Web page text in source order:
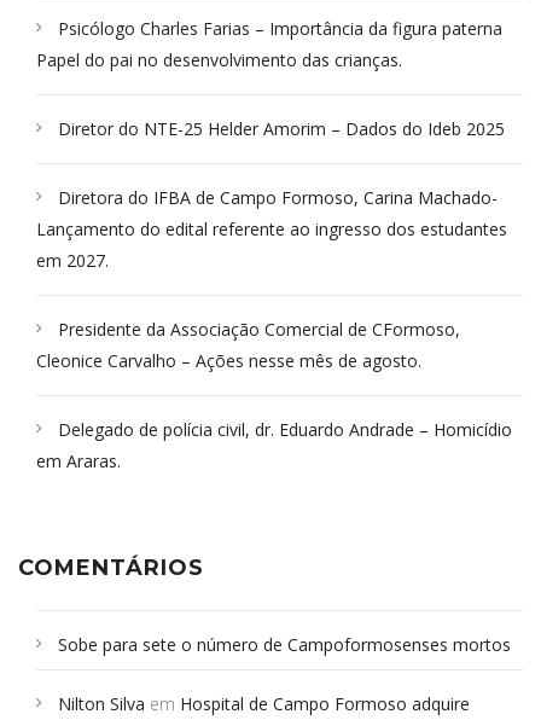
Psicólogo Charles Farias – Importância da figura paterna
Papel do pai no desenvolvimento das crianças.
Diretor do NTE-25 Helder Amorim – Dados do Ideb 2025
Diretora do IFBA de Campo Formoso, Carina Machado-
Lançamento do edital referente ao ingresso dos estudantes
em 2027.
Presidente da Associação Comercial de CFormoso,
Cleonice Carvalho – Ações nesse mês de agosto.
Delegado de polícia civil, dr. Eduardo Andrade – Homicídio
em Araras.
COMENTÁRIOS
Sobe para sete o número de Campoformosenses mortos
Campoformosenses que morreram em desabamentos são
Nilton Silva em Hospital de Campo Formoso adquire